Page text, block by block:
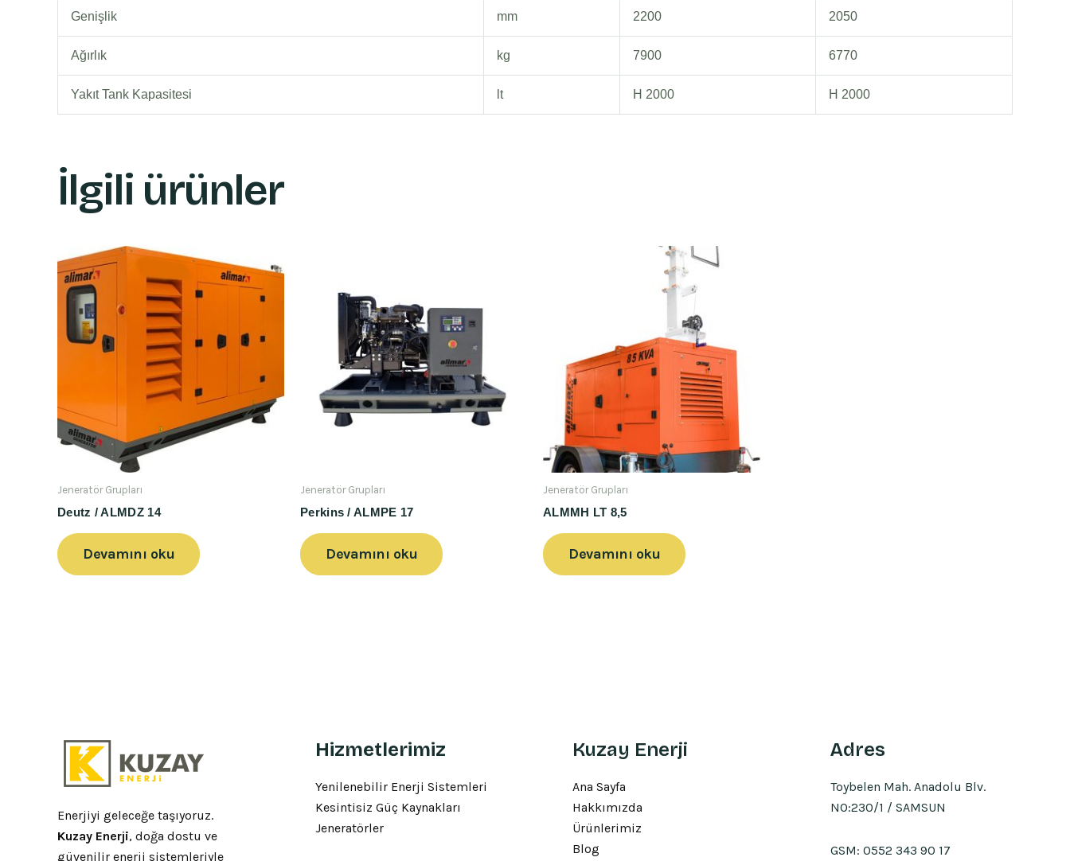
Genişlik mm 2200 2050
Ağırlık kg 7900 6770
Yakıt Tank Kapasitesi lt H 2000 H 2000
İlgili ürünler
Jeneratör Grupları
Deutz / ALMDZ 14
Devamını oku
Jeneratör Grupları
Perkins / ALMPE 17
Devamını oku
Jeneratör Grupları
ALMMH LT 8,5
Devamını oku
Enerjiyi geleceğe taşıyoruz.
Kuzay Enerji, doğa dostu ve
güvenilir enerji sistemleriyle
Hizmetlerimiz
Yenilenebilir Enerji Sistemleri
Kesintisiz Güç Kaynakları
Jeneratörler
Kuzay Enerji
Ana Sayfa
Hakkımızda
Ürünlerimiz
Blog
Adres
Toybelen Mah. Anadolu Blv.
NO:230/1 / SAMSUN
GSM: 0552 343 90 17